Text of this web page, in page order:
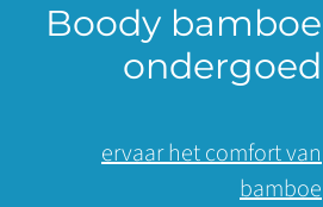
Boody bamboe
ondergoed
ervaar het comfort van
bamboe